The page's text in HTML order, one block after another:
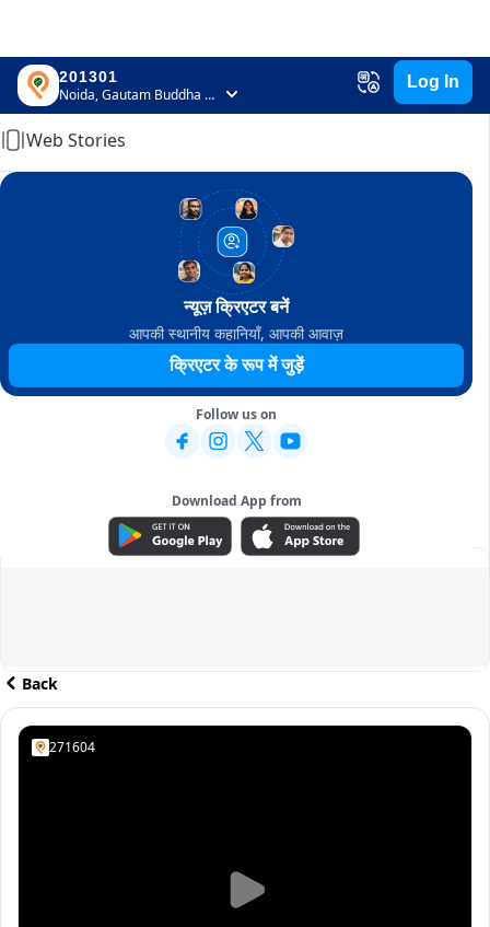
201301
Noida, Gautam Buddha Nagar, Uttar Pradesh
Log In
Home
Web Stories
न्यूज़ क्रिएटर बनें
आपकी स्थानीय कहानियाँ, आपकी आवाज़
क्रिएटर के रूप में जुड़ें
Follow us on
Download App from
ADVERTISEMENT
Back
271604